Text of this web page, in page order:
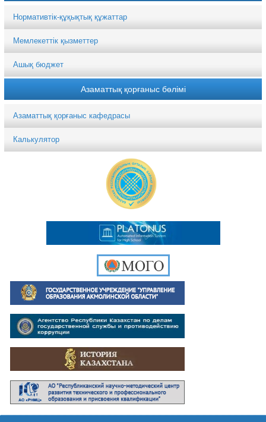
Нормативтік-құқықтық құжаттар
Мемлекеттік қызметтер
Ашық бюджет
Азаматтық қорғаныс бөлімі
Азаматтық қорғаныс кафедрасы
Калькулятор